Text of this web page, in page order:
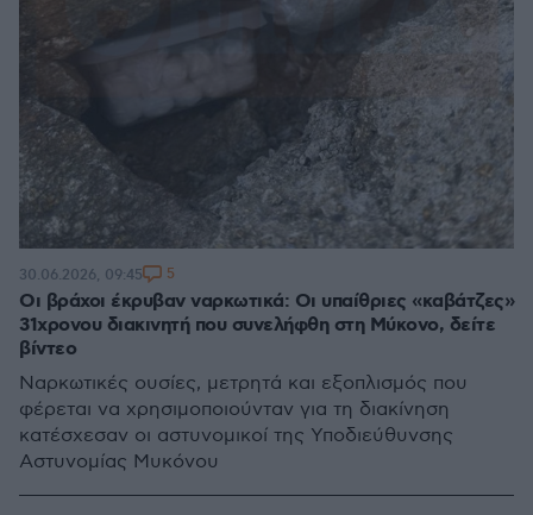
Οι βράχοι έκρυβαν ναρκωτικά: Οι υπαίθριες «καβάτζες»
31χρονου διακινητή που συνελήφθη στη Μύκονο, δείτε
βίντεο
Ναρκωτικές ουσίες, μετρητά και εξοπλισμός που
φέρεται να χρησιμοποιούνταν για τη διακίνηση
κατέσχεσαν οι αστυνομικοί της Υποδιεύθυνσης
Αστυνομίας Μυκόνου
30.06.2026, 09:45 5